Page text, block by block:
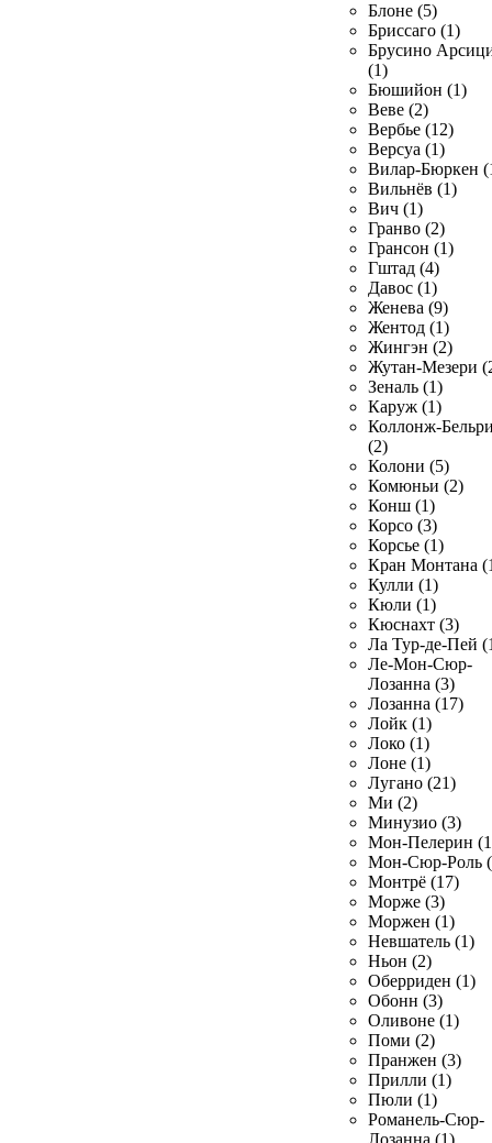
Блоне (5)
Бриссаго (1)
Брусино
(1)
Бюшийон (1)
Веве (2)
Вербье (12)
Версуа (1)
Вилар-Бюркен
Вильнёв (1)
Вич (1)
Гранво (2)
Грансон (1)
Гштад (4)
Давос (1)
Женева (9)
Жентод (1)
Жингэн (2)
Жутан-Мезери
Зеналь (1)
Каруж (1)
Коллонж-
(2)
Колони (5)
Комюньи (2)
Конш (1)
Корсо (3)
Корсье (1)
Кран Монтана
Кулли (1)
Кюли (1)
Кюснахт (3)
Ла Тур-де-Пей
Ле-Мон-Сюр-
Лозанна (3)
Лозанна (17)
Лойк (1)
Локо (1)
Лоне (1)
Лугано (21)
Ми (2)
Минузио (3)
Мон-Пелерин
Мон-Сюр-Роль
Монтрё (17)
Морже (3)
Моржен (1)
Невшатель (1)
Ньон (2)
Оберриден (1)
Обонн (3)
Оливоне (1)
Поми (2)
Пранжен (3)
Прилли (1)
Пюли (1)
Романель-Сюр-
Лозанна (1)